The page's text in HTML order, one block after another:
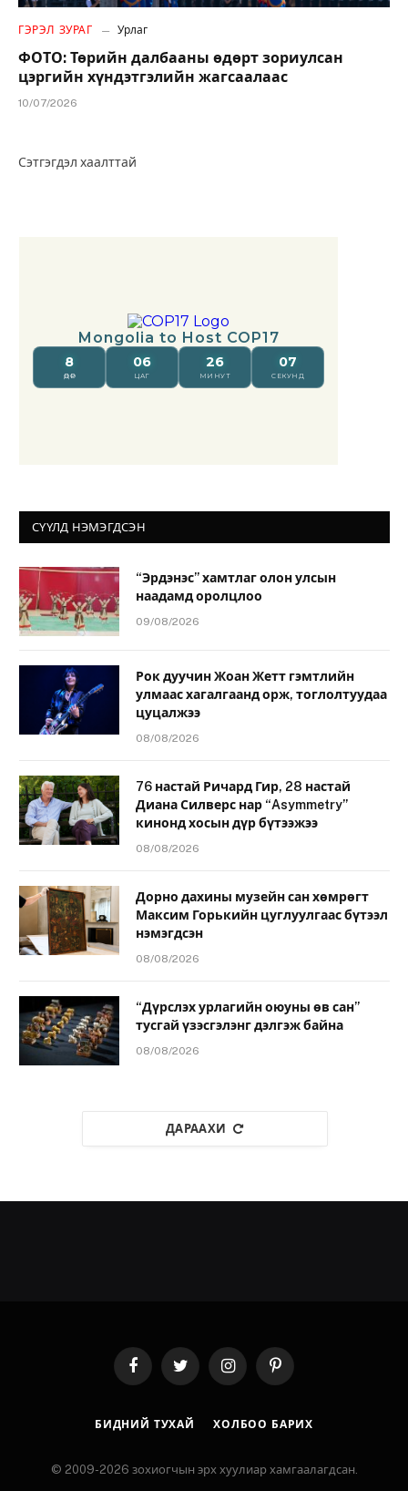
ГЭРЭЛ ЗУРАГ Урлаг
ФОТО: Төрийн далбааны өдөрт зориулсан
цэргийн хүндэтгэлийн жагсаалаас
10/07/2026
Сэтгэгдэл хаалттай
СҮҮЛД НЭМЭГДСЭН
“Эрдэнэс” хамтлаг олон улсын
наадамд оролцлоо
09/08/2026
Рок дуучин Жоан Жетт гэмтлийн
улмаас хагалгаанд орж, тоглолтуудаа
цуцалжээ
08/08/2026
76 настай Ричард Гир, 28 настай
Диана Силверс нар “Asymmetry”
кинонд хосын дүр бүтээжээ
08/08/2026
Дорно дахины музейн сан хөмрөгт
Максим Горькийн цуглуулгаас бүтээл
нэмэгдсэн
08/08/2026
“Дүрслэх урлагийн оюуны өв сан”
тусгай үзэсгэлэнг дэлгэж байна
08/08/2026
ДАРААХИ
FacebookTwitter InstagramPinterest
БИДНИЙ ТУХАЙ ХОЛБОО БАРИХ
© 2009-2026 зохиогчын эрх хуулиар хамгаалагдсан.